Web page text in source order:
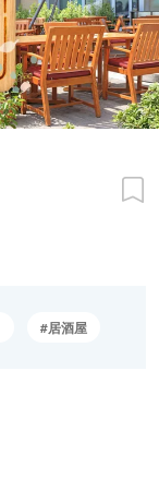
居酒屋